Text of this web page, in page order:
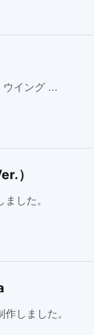
イング ...
）
した。
しました。